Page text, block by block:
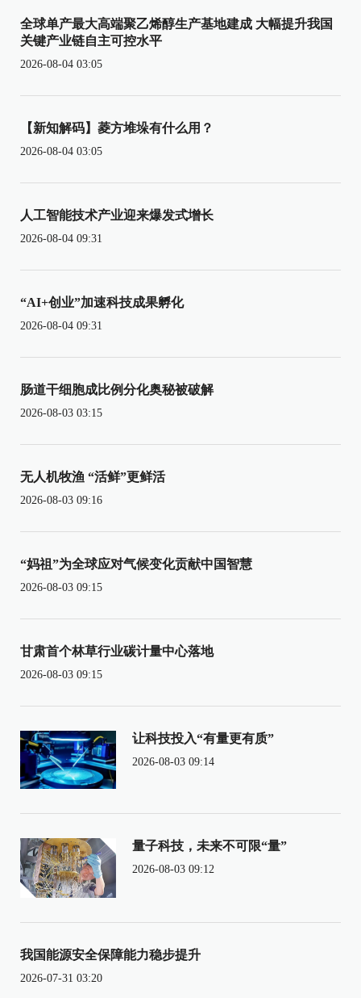
全球单产最大高端聚乙烯醇生产基地建成 大幅提升我国
关键产业链自主可控水平
2026-08-04 03:05
【新知解码】菱方堆垛有什么用？
2026-08-04 03:05
人工智能技术产业迎来爆发式增长
2026-08-04 09:31
“AI+创业”加速科技成果孵化
2026-08-04 09:31
肠道干细胞成比例分化奥秘被破解
2026-08-03 03:15
无人机牧渔 “活鲜”更鲜活
2026-08-03 09:16
“妈祖”为全球应对气候变化贡献中国智慧
2026-08-03 09:15
甘肃首个林草行业碳计量中心落地
2026-08-03 09:15
让科技投入“有量更有质”
2026-08-03 09:14
量子科技，未来不可限“量”
2026-08-03 09:12
我国能源安全保障能力稳步提升
2026-07-31 03:20